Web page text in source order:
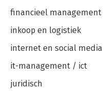
financieel management
inkoop en logistiek
internet en social media
it-management / ict
juridisch